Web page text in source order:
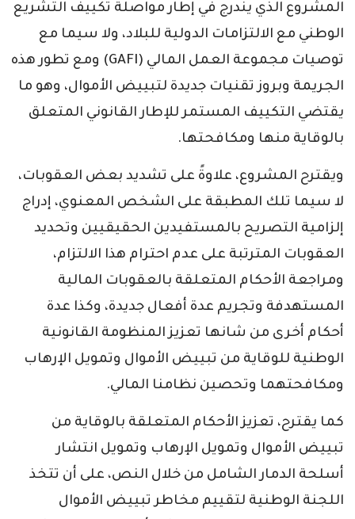
المشروع الذي يندرج في إطار مواصلة تكييف التشريع
الوطني مع الالتزامات الدولية للبلاد، ولا سيما مع
توصيات مجموعة العمل المالي (GAFI) ومع تطور هذه
الجريمة وبروز تقنيات جديدة لتبييض الأموال، وهو ما
يقتضي التكييف المستمر للإطار القانوني المتعلق
بالوقاية منها ومكافحتها.
ويقترح المشروع، علاوةً على تشديد بعض العقوبات،
لا سيما تلك المطبقة على الشخص المعنوي، إدراج
إلزامية التصريح بالمستفيدين الحقيقيين وتحديد
العقوبات المترتبة على عدم احترام هذا الالتزام،
ومراجعة الأحكام المتعلقة بالعقوبات المالية
المستهدفة وتجريم عدة أفعال جديدة، وكذا عدة
أحكام أخرى من شانها تعزيز المنظومة القانونية
الوطنية للوقاية من تبييض الأموال وتمويل الإرهاب
ومكافحتهما وتحصين نظامنا المالي.
كما يقترح، تعزيز الأحكام المتعلقة بالوقاية من
تبييض الأموال وتمويل الإرهاب وتمويل انتشار
أسلحة الدمار الشامل من خلال النص، على أن تتخذ
اللجنة الوطنية لتقييم مخاطر تبييض الأموال